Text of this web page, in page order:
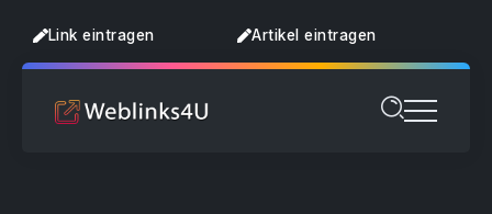
Link eintragen Artikel eintragen